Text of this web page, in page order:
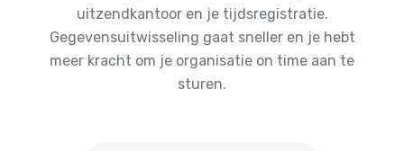
uitzendkantoor en je tijdsregistratie.
Gegevensuitwisseling gaat sneller en je hebt
meer kracht om je organisatie on time aan te
sturen.